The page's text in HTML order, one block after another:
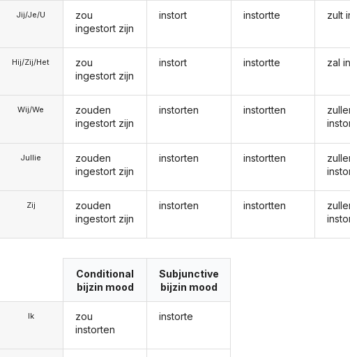
Jij/Je/U
Hij/Zij/Het
Wij/We
Jullie
Zij
zou
ingestort zijn
zou
ingestort zijn
zouden
ingestort zijn
zouden
ingestort zijn
zouden
ingestort zijn
instort
instort
instorten
instorten
instorten
instortte
instortte
instortten
instortten
instortten
zult
zal
Ik
Conditional
bijzin mood
zou
instorten
Subjunctive
bijzin mood
instorte